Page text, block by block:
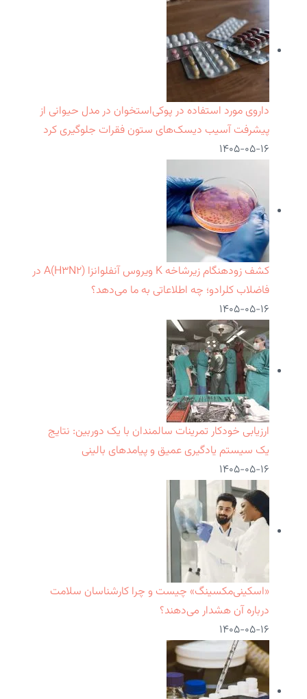
داروی مورد استفاده در پوکی‌استخوان در مدل حیوانی از
پیشرفت آسیب دیسک‌های ستون فقرات جلوگیری کرد
۱۴۰۵-۰۵-۱۶
کشف زودهنگام زیرشاخه K ویروس آنفلوانزا A(H۳N۲) در
فاضلاب کلرادو؛ چه اطلاعاتی به ما می‌دهد؟
۱۴۰۵-۰۵-۱۶
ارزیابی خودکار تمرینات سالمندان با یک دوربین: نتایج
یک سیستم یادگیری عمیق و پیامدهای بالینی
۱۴۰۵-۰۵-۱۶
«اسکینی‌مکسینگ» چیست و چرا کارشناسان سلامت
درباره آن هشدار می‌دهند؟
۱۴۰۵-۰۵-۱۶